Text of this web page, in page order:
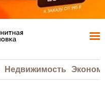
Недвижимость